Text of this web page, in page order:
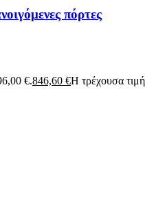
πόρτες
€.846,60 €Η τρέχουσα τιμή